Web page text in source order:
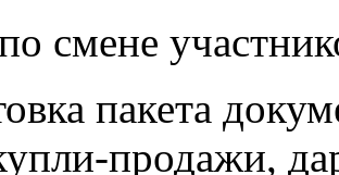
смене
пакета
продажи,